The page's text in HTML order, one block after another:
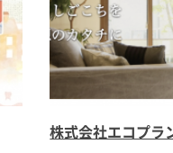
株式会社エコプラ